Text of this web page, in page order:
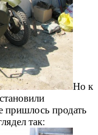
Но к
продать
так: